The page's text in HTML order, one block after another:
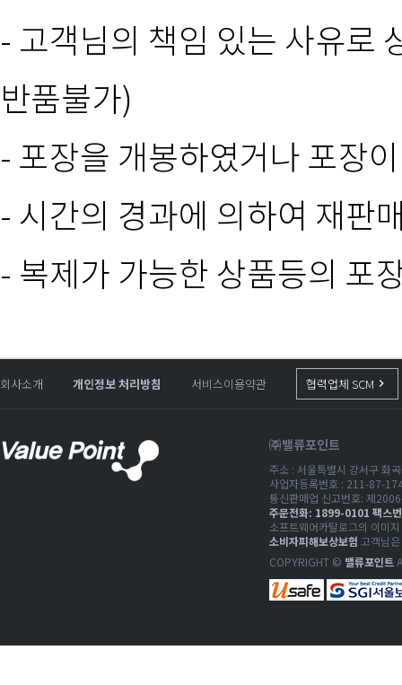
- 고객님의 책임 있는 사유로
반품불가)
- 포장을 개봉하였거나 포장
- 시간의 경과에 의하여 재판
- 복제가 가능한 상품등의 포
회사소개 개인정보 처리방침 서비스이용약관 협력업체 SCM keyboard_arrow_right
㈜밸류포인트
주소 : 서울특별시 강서구 화
사업자등록번호 : 211-87-
통신판매업 신고번호: 제
주문전화: 1899-0101 팩스
소프트웨어카탈로그의 이미
소비자피해보상보험 고객님
COPYRIGHT © 밸류포인트